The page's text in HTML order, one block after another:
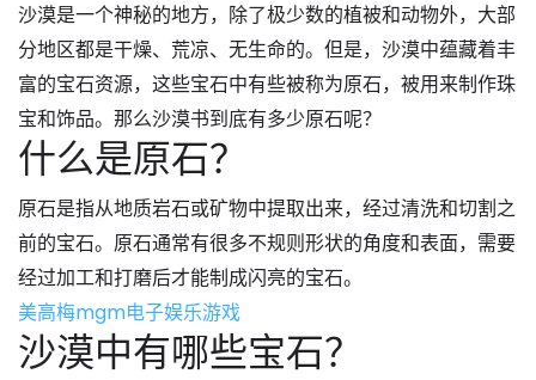
沙漠是一个神秘的地方，除了极少数的植被和动物外，大部
分地区都是干燥、荒凉、无生命的。但是，沙漠中蕴藏着丰
富的宝石资源，这些宝石中有些被称为原石，被用来制作珠
宝和饰品。那么沙漠书到底有多少原石呢？
什么是原石？
原石是指从地质岩石或矿物中提取出来，经过清洗和切割之
前的宝石。原石通常有很多不规则形状的角度和表面，需要
经过加工和打磨后才能制成闪亮的宝石。
美高梅mgm电子娱乐游戏
沙漠中有哪些宝石？